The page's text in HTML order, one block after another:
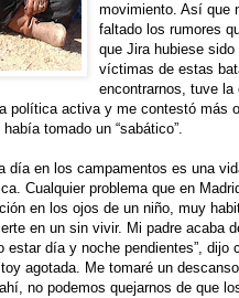
movimiento. Así que
faltado los rumores
que Jira hubiese sido
víctimas de estas
encontrarnos, tuve la
política activa y me contestó más
tomado un “sabático”.
día en los campamentos es una
Cualquier problema que en
en los ojos de un niño, muy
en un sin vivir. Mi padre acaba
estar día y noche pendientes”, dijo
agotada. Me tomaré un
no podemos quejarnos de que